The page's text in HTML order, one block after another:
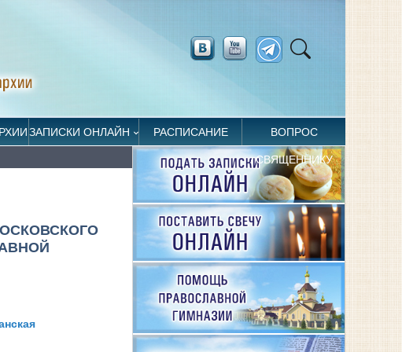
ЗАПИСКИ ОНЛАЙН РАСПИСАНИЕ ВОПРОС
СВЯЩЕННИКУ